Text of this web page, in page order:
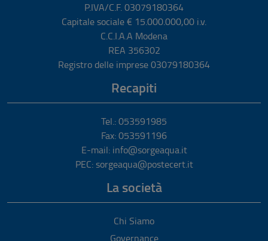
P.IVA/C.F. 03079180364
Capitale sociale € 15.000.000,00 i.v.
C.C.I.A.A Modena
REA 356302
Registro delle imprese 03079180364
Recapiti
Tel.: 053591985
Fax: 053591196
E-mail: info@sorgeaqua.it
PEC: sorgeaqua@postecert.it
La società
Chi Siamo
Governance